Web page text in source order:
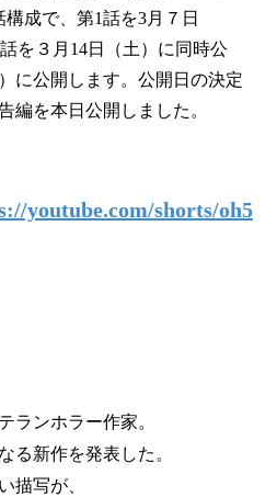
成で、第1話を3月７日
を３月14日（土）に同時公
に公開します。公開日の決定
編を本日公開しました。
youtube.com/shorts/oh5
ランホラー作家。
る新作を発表した。
描写が、